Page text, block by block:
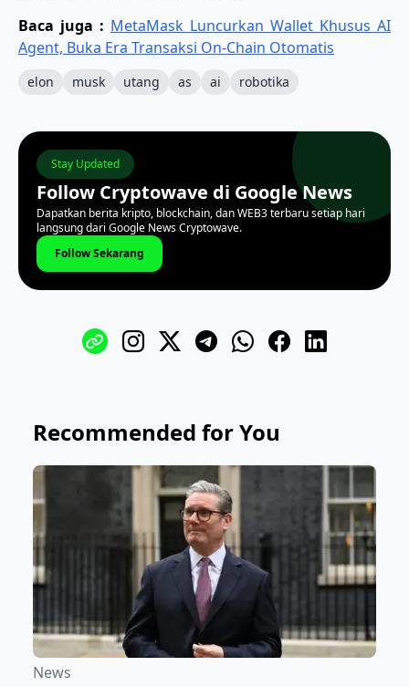
Baca juga : MetaMask Luncurkan Wallet Khusus AI
Agent, Buka Era Transaksi On-Chain Otomatis
elon musk utang as ai robotika
Stay Updated
Follow Cryptowave di Google News
Dapatkan berita kripto, blockchain, dan WEB3 terbaru setiap hari
langsung dari Google News Cryptowave.
Follow Sekarang
Recommended for You
News